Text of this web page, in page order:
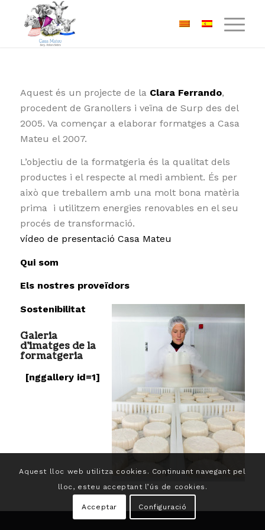
Aquest és un projecte de la Clara Ferrando,
procedent de Granollers i veïna de Surp des del
2005. Va començar a elaborar formatges a Casa
Mateu el 2007.
L’objectiu de la formatgeria és la qualitat dels
productes i el respecte al medi ambient. És per
això que treballem amb una molt bona matèria
prima i utilitzem energies renovables en el seu
procés de transformació.
vídeo de presentació Casa Mateu
Qui som
Els nostres proveïdors
Sostenibilitat
Galeria
d’imatges de la
formatgeria
[nggallery id=1]
Aquest lloc web utilitza cookies. Continuant navegant pel
lloc, esteu acceptant l’ús de cookies.
Acceptar Configuració